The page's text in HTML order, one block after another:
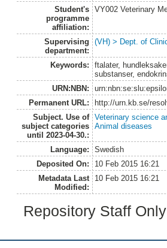
Student's
programme
affiliation:
VY002 Veterinary
Supervising
department:
(VH) > Dept. of
Keywords:
ftalater,
substanser,
URN:NBN:
Permanent URL:
http://urn.kb.se/
Subject. Use of
subject categories
until 2023-04-30.:
Veterinary science
Animal diseases
Language:
Swedish
Deposited On:
10 Feb 2015 16:21
Metadata Last
Modified:
10 Feb 2015 16:21
Repository Staff